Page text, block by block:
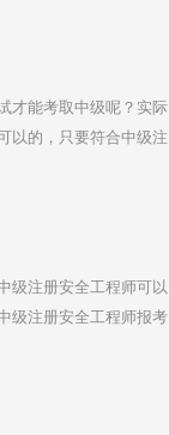
才能考取中级呢？实际
以的，只要符合中级注
级注册安全工程师可以
级注册安全工程师报考